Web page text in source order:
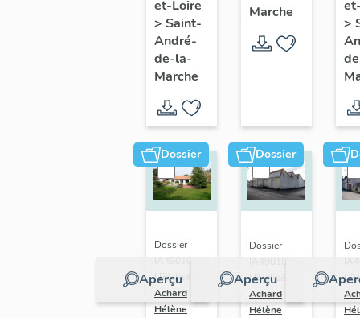
Ripoche
fondateur
de
l'usine
Morinière-
Ripoche,
15 rue
du
Calvaire,
André-
Marche
et-Loire
> Saint-
André-
de-la-
Marche
rue
Jeanne-
Marche
>
Dossier
Aperçu
Dossier
IA49010589
| Réalisé par
Achard
Hélène
Dossier
Aperçu
Dossier
IA49010559
| Réalisé par
Achard
Hélène
|